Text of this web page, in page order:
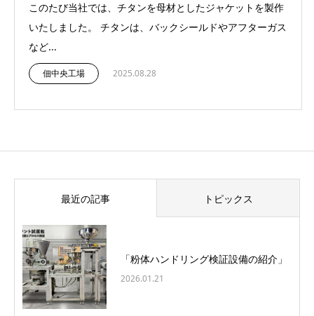
このたび当社では、チタンを母材としたジャケットを製作
いたしました。 チタンは、バックシールドやアフターガス
など...
佃中央工場 2025.08.28
最近の記事 トピックス
「粉体ハンドリング検証設備の紹介」
2026.01.21